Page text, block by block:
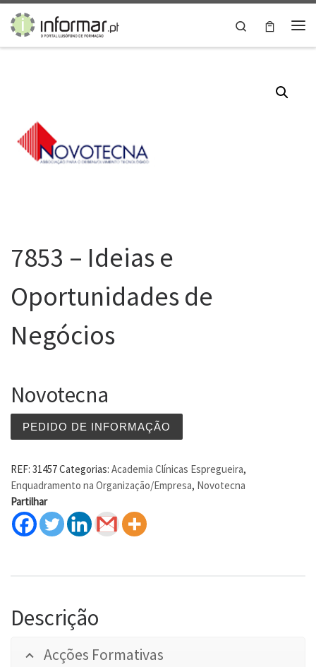
Skip to content
Search
7853 – Ideias e
Oportunidades de
Negócios
Novotecna
PEDIDO DE INFORMAÇÃO
REF: 31457Categorias: Academia Clínicas Espregueira,
Enquadramento na Organização/Empresa, Novotecna
Partilhar
Descrição
Acções Formativas